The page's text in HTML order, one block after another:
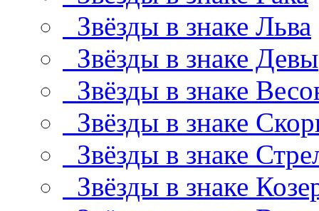
Звёзды в знаке Льва
Звёзды в знаке Девы
Звёзды в знаке
Звёзды в знаке
Звёзды в знаке
Звёзды в знаке